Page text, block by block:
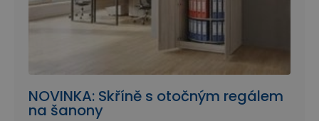
NOVINKA: Skříně s otočným regálem
na šanony